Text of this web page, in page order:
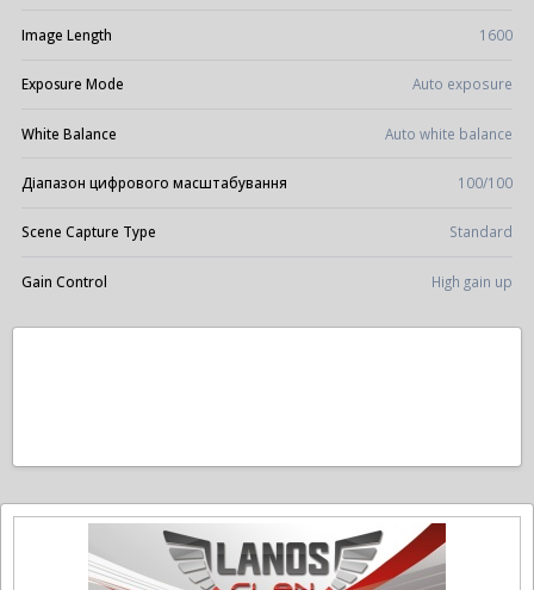
Image Length 1600
Exposure Mode Auto exposure
White Balance Auto white balance
Діапазон цифрового масштабування 100/100
Scene Capture Type Standard
Gain Control High gain up